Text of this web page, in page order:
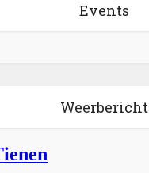
Events
Weerbericht